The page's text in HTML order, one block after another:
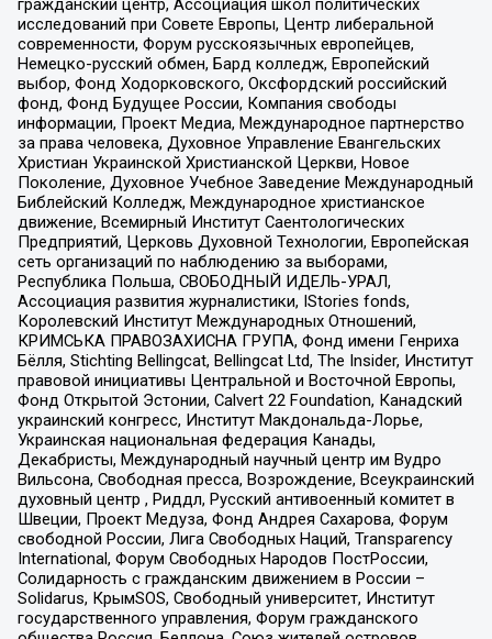
гражданский центр, Ассоциация школ политических
исследований при Совете Европы, Центр либеральной
современности, Форум русскоязычных европейцев,
Немецко-русский обмен, Бард колледж, Европейский
выбор, Фонд Ходорковского, Оксфордский российский
фонд, Фонд Будущее России, Компания свободы
информации, Проект Медиа, Международное партнерство
за права человека, Духовное Управление Евангельских
Христиан Украинской Христианской Церкви, Новое
Поколение, Духовное Учебное Заведение Международный
Библейский Колледж, Международное христианское
движение, Всемирный Институт Саентологических
Предприятий, Церковь Духовной Технологии, Европейская
сеть организаций по наблюдению за выборами,
Республика Польша, СВОБОДНЫЙ ИДЕЛЬ-УРАЛ,
Ассоциация развития журналистики, IStories fonds,
Королевский Институт Международных Отношений,
КРИМСЬКА ПРАВОЗАХИСНА ГРУПА, Фонд имени Генриха
Бёлля, Stichting Bellingcat, Bellingcat Ltd, The Insider, Институт
правовой инициативы Центральной и Восточной Европы,
Фонд Открытой Эстонии, Calvert 22 Foundation, Канадский
украинский конгресс, Институт Макдональда-Лорье,
Украинская национальная федерация Канады,
Декабристы, Международный научный центр им Вудро
Вильсона, Свободная пресса, Возрождение, Всеукраинский
духовный центр , Риддл, Русский антивоенный комитет в
Швеции, Проект Медуза, Фонд Андрея Сахарова, Форум
свободной России, Лига Свободных Наций, Transparеncy
International, Форум Свободных Народов ПостРоссии,
Солидарность с гражданским движением в России –
Solidarus, КрымSOS, Свободный университет, Институт
государственного управления, Форум гражданского